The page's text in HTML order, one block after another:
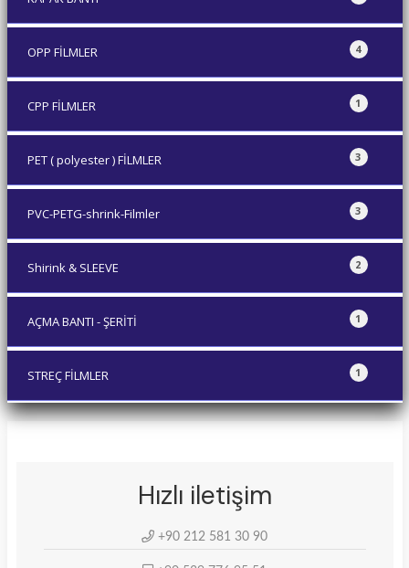
4
OPP FİLMLER
1
CPP FİLMLER
3
PET ( polyester ) FİLMLER
3
PVC-PETG-shrink-Filmler
2
Shirink & SLEEVE
1
AÇMA BANTI - ŞERİTİ
1
STREÇ FİLMLER
Hızlı iletişim
+90 212 581 30 90